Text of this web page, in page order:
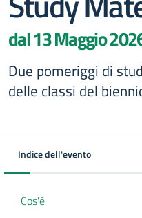
dal 13 Maggio
Due pomeriggi di
delle classi del
Indice dell'evento
Cos'è